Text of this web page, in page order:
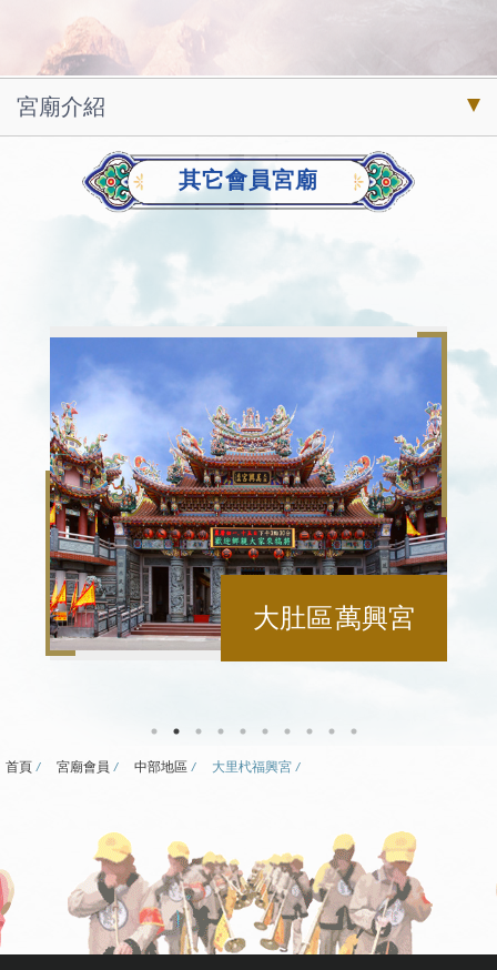
宮廟介紹
其它會員宮廟
田尾聖門宮
首頁 宮廟會員 中部地區 大里杙福興宮